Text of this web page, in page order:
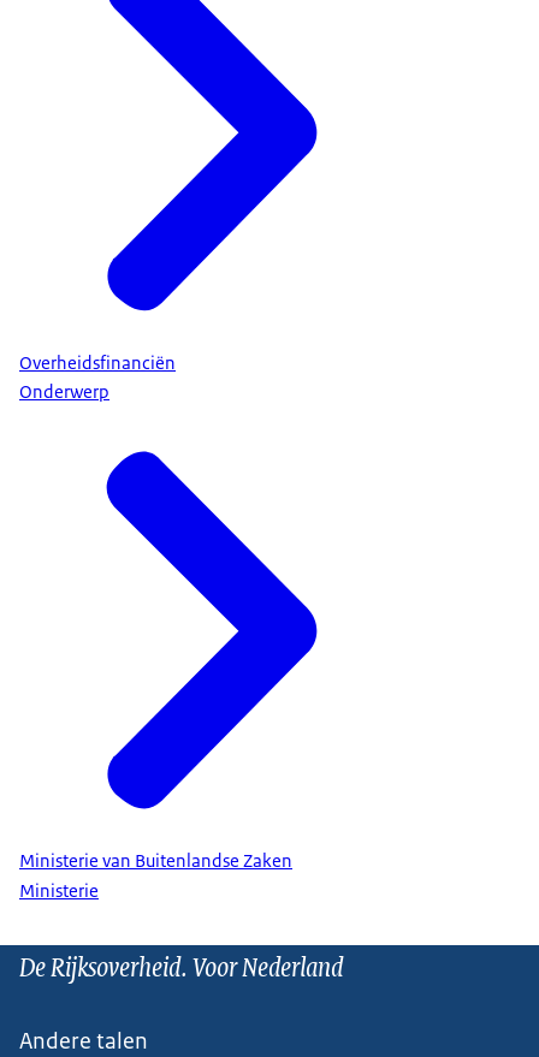
Overheidsfinanciën
Onderwerp
Ministerie van Buitenlandse Zaken
Ministerie
De Rijksoverheid. Voor Nederland
Andere talen